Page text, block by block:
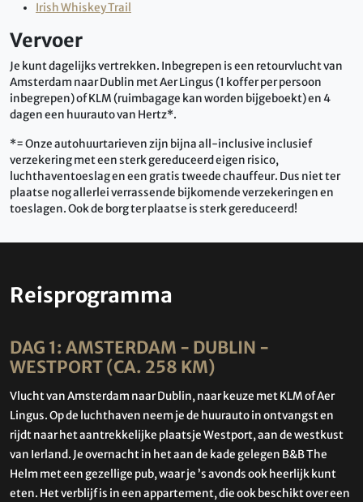
Irish Whiskey Trail
Vervoer
Je kunt dagelijks vertrekken. Inbegrepen is een retourvlucht van
Amsterdam naar Dublin met Aer Lingus (1 koffer per persoon
inbegrepen) of KLM (ruimbagage kan worden bijgeboekt) en 4
dagen een huurauto van Hertz*.
*= Onze autohuurtarieven zijn bijna all-inclusive inclusief
verzekering met een sterk gereduceerd eigen risico,
luchthaventoeslag en een gratis tweede chauffeur. Dus niet ter
plaatse nog allerlei verrassende bijkomende verzekeringen en
toeslagen. Ook de borg ter plaatse is sterk gereduceerd!
Reisprogramma
DAG 1: AMSTERDAM - DUBLIN -
WESTPORT (CA. 258 KM)
Vlucht van Amsterdam naar Dublin, naar keuze met KLM of Aer
Lingus. Op de luchthaven neem je de huurauto in ontvangst en
rijdt naar het aantrekkelijke plaatsje Westport, aan de westkust
van Ierland. Je overnacht in het aan de kade gelegen B&B The
Helm met een gezellige pub, waar je ’s avonds ook heerlijk kunt
eten. Het verblijf is in een appartement, die ook beschikt over een